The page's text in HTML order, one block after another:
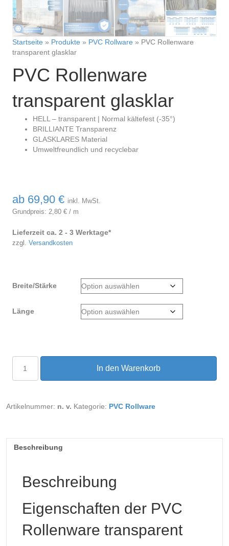
Startseite » Produkte » PVC Rollware » PVC Rollenware
transparent glasklar
PVC Rollenware
transparent glasklar
HELL – transparent | Normal kältefest (-35°)
BRILLIANTE Transparenz
GLASKLARES Material
Umweltfreundlich und recyclebar
ab 69,90 € inkl. MwSt.
Grundpreis: 2,80 € / m
Lieferzeit ca. 2 - 3 Werktage*
zzgl. Versandkosten
Breite/Stärke
Länge
PVC
Rollenware
transparent
In den Warenkorb
Artikelnummer: n. v. Kategorie: PVC Rollware
Beschreibung
Beschreibung
Eigenschaften der PVC
Rollenware transparent